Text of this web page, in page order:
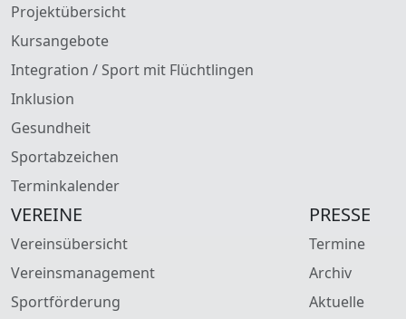
Projektübersicht
Kursangebote
Integration / Sport mit Flüchtlingen
Inklusion
Gesundheit
Sportabzeichen
Terminkalender
VEREINE
Vereinsübersicht
Vereinsmanagement
Sportförderung
PRESSE
Termine
Archiv
Aktuelle